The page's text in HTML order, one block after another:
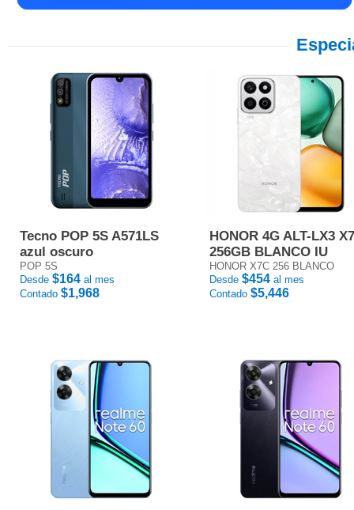
Tecno POP 5S A571LS
azul oscuro
POP 5S
Desde $164 al mes
Contado $1,968
HONOR 4G ALT-LX3
256GB BLANCO IU
HONOR X7C 256 BLANCO
Desde $454 al mes
Contado $5,446